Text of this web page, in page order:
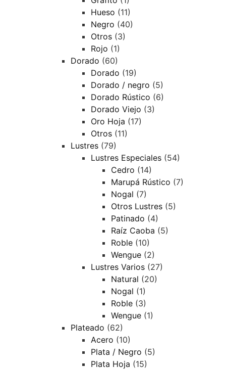
Hueso (11)
Negro (40)
Otros (3)
Rojo (1)
Dorado (60)
Dorado (19)
Dorado / negro (5)
Dorado Rústico (6)
Dorado Viejo (3)
Oro Hoja (17)
Otros (11)
Lustres (79)
Lustres Especiales (54)
Cedro (14)
Marupá Rústico (7)
Nogal (7)
Otros Lustres (5)
Patinado (4)
Raíz Caoba (5)
Roble (10)
Wengue (2)
Lustres Varios (27)
Natural (20)
Nogal (1)
Roble (3)
Wengue (1)
Plateado (62)
Acero (10)
Plata / Negro (5)
Plata Hoja (15)